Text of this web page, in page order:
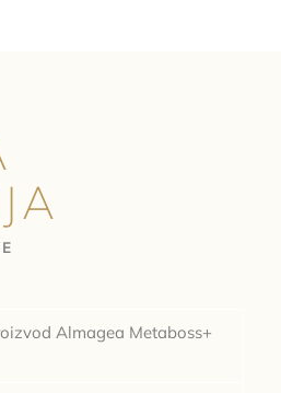
Almagea Metaboss+